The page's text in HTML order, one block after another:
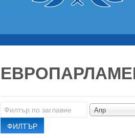
Филтър
по
заглавие
Апр
ФИЛТЪР